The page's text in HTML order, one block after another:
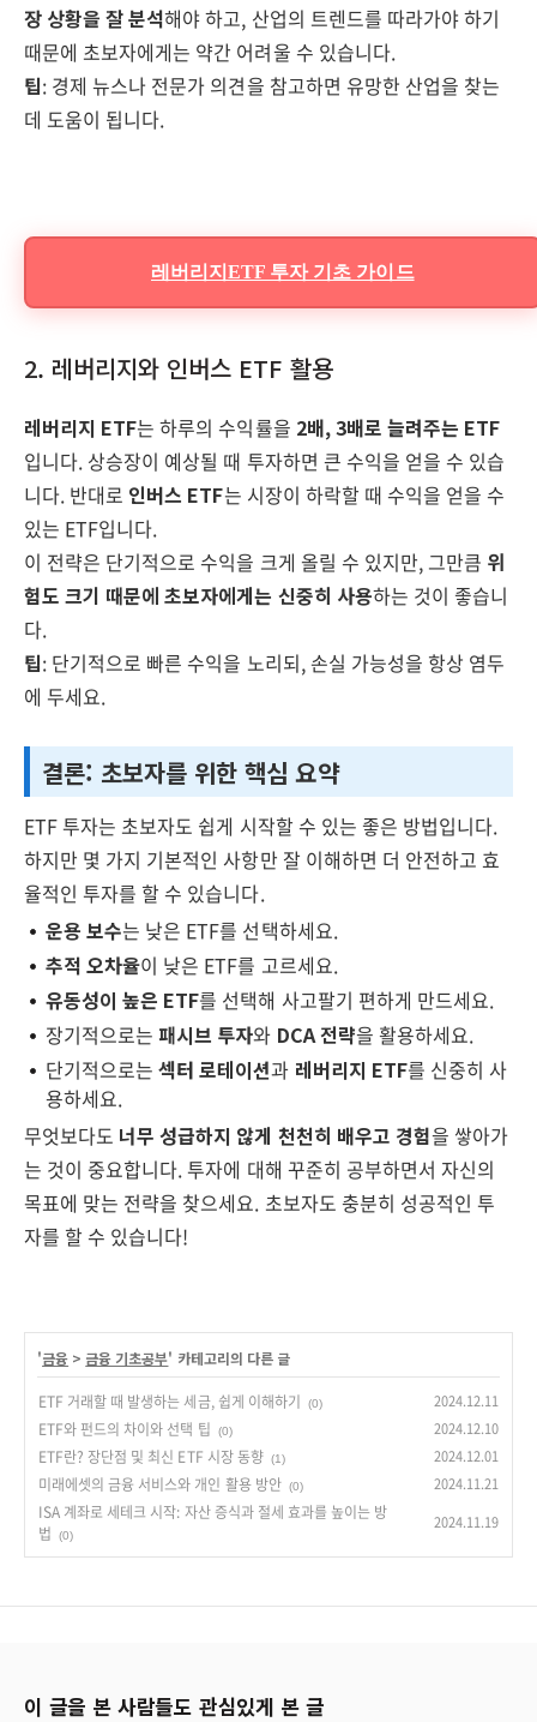
장 상황을 잘 분석해야 하고, 산업의 트렌드를 따라가야 하기
때문에 초보자에게는 약간 어려울 수 있습니다.
팁: 경제 뉴스나 전문가 의견을 참고하면 유망한 산업을 찾는
데 도움이 됩니다.
레버리지ETF 투자 기초 가이드
2. 레버리지와 인버스 ETF 활용
레버리지 ETF는 하루의 수익률을 2배, 3배로 늘려주는 ETF
입니다. 상승장이 예상될 때 투자하면 큰 수익을 얻을 수 있습
니다. 반대로 인버스 ETF는 시장이 하락할 때 수익을 얻을 수
있는 ETF입니다.
이 전략은 단기적으로 수익을 크게 올릴 수 있지만, 그만큼 위
험도 크기 때문에 초보자에게는 신중히 사용하는 것이 좋습니
다.
팁: 단기적으로 빠른 수익을 노리되, 손실 가능성을 항상 염두
에 두세요.
결론: 초보자를 위한 핵심 요약
ETF 투자는 초보자도 쉽게 시작할 수 있는 좋은 방법입니다.
하지만 몇 가지 기본적인 사항만 잘 이해하면 더 안전하고 효
율적인 투자를 할 수 있습니다.
운용 보수는 낮은 ETF를 선택하세요.
추적 오차율이 낮은 ETF를 고르세요.
유동성이 높은 ETF를 선택해 사고팔기 편하게 만드세요.
장기적으로는 패시브 투자와 DCA 전략을 활용하세요.
단기적으로는섹터 로테이션과 레버리지 ETF를 신중히 사
용하세요.
무엇보다도 너무 성급하지 않게 천천히 배우고 경험을 쌓아가
는 것이 중요합니다. 투자에 대해 꾸준히 공부하면서 자신의
목표에 맞는 전략을 찾으세요. 초보자도 충분히 성공적인 투
자를 할 수 있습니다!
'금융 > 금융 기초공부' 카테고리의 다른 글
ETF 거래할 때 발생하는 세금, 쉽게 이해하기 (0) 2024.12.11
ETF와 펀드의 차이와 선택 팁 (0) 2024.12.10
ETF란? 장단점 및 최신 ETF 시장 동향 (1) 2024.12.01
미래에셋의 금융 서비스와 개인 활용 방안 (0) 2024.11.21
ISA 계좌로 세테크 시작: 자산 증식과 절세 효과를 높이는 방
법
(0)
2024.11.19
이 글을 본 사람들도 관심있게 본 글